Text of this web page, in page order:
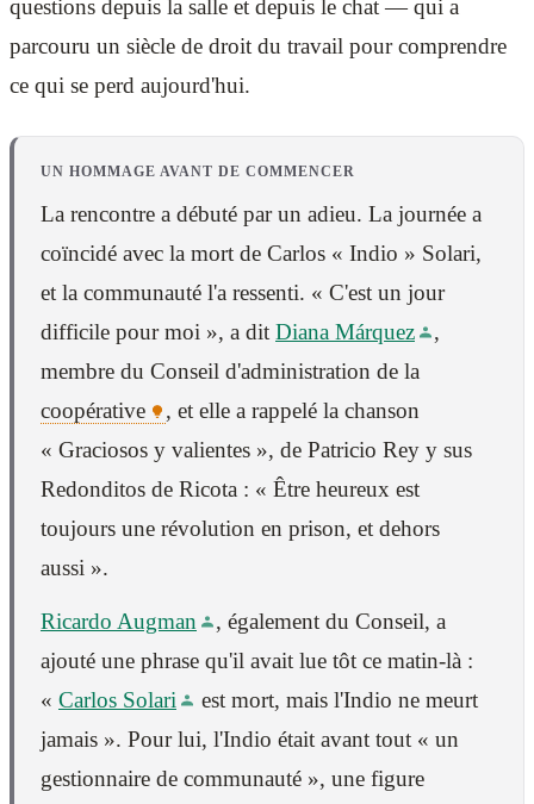
questions depuis la salle et depuis le chat — qui a
parcouru un siècle de droit du travail pour comprendre
ce qui se perd aujourd'hui.
UN HOMMAGE AVANT DE COMMENCER
La rencontre a débuté par un adieu. La journée a
coïncidé avec la mort de Carlos « Indio » Solari,
et la communauté l'a ressenti. « C'est un jour
difficile pour moi », a dit Diana Márquez
,
membre du Conseil d'administration de la
coopérative
, et elle a rappelé la chanson
« Graciosos y valientes », de Patricio Rey y sus
Redonditos de Ricota : « Être heureux est
toujours une révolution en prison, et dehors
aussi ».
Ricardo Augman
, également du Conseil, a
ajouté une phrase qu'il avait lue tôt ce matin-là :
« Carlos Solari
est mort, mais l'Indio ne meurt
jamais ». Pour lui, l'Indio était avant tout « un
gestionnaire de communauté », une figure